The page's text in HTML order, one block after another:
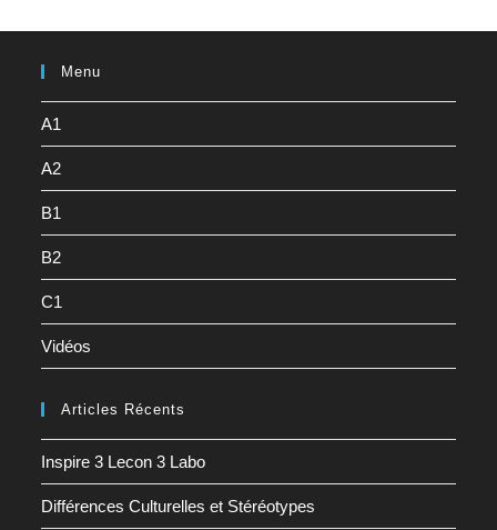
Menu
A1
A2
B1
B2
C1
Vidéos
Articles Récents
Inspire 3 Lecon 3 Labo
Différences Culturelles et Stéréotypes